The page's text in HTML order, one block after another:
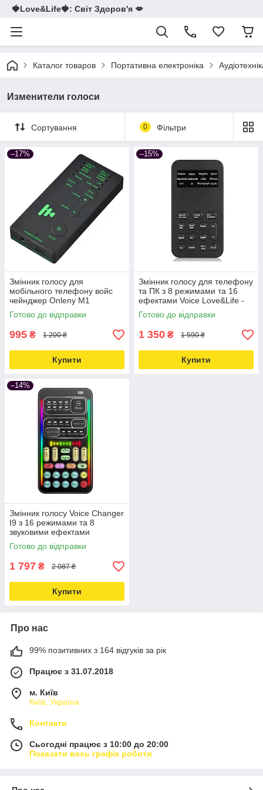
🍓Love&Life🍓: Світ Здоров'я 💋
Каталог товаров Портативна електроніка
Изменители голоси
Сортування 0 Фільтри
–17%
Змінник голосу для
мобільного телефону войс
чейнджер Onleny M1
Love&Life -online-multimarket-
Готово до відправки
995 ₴ 1 200 ₴
Купити
–15%
Змінник голосу для телефону
та ПК з 8 режимами та 16
ефектами Voice Love&Life -
online-multimarket-
Готово до відправки
1 350 ₴ 1 590 ₴
Купити
–14%
Змінник голосу Voice Changer
I9 з 16 режимами та 8
звуковими ефектами
Love&Life -online-multimarket-
Готово до відправки
1 797 ₴ 2 087 ₴
Купити
Про нас
99% позитивних з 164 відгуків за рік
Працює з 31.07.2018
м. Київ
Київ, Україна
Контакти
Сьогодні працює з 10:00 до 20:00
Показати весь графік роботи